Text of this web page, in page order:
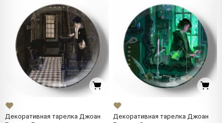
Декоративная тарелка Джоан
Декоративная тарелка Джоан